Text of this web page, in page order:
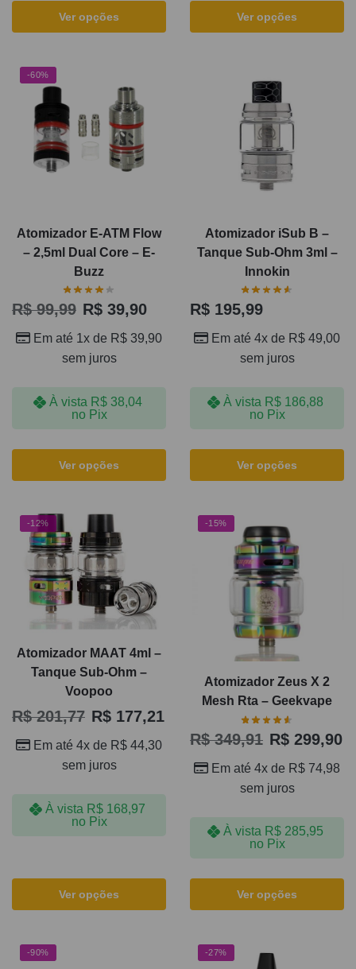
Ver opções Ver opções
-60%
Atomizador E-ATM Flow
– 2,5ml Dual Core – E-
Buzz
R$99,99 R$ 39,90
Em até 1x de R$ 39,90
sem juros
À vista R$38,04
no Pix
Ver opções
Atomizador iSub B –
Tanque Sub-Ohm 3ml –
Innokin
R$ 195,99
Em até 4x de R$ 49,00
sem juros
À vista R$ 186,88
no Pix
Ver opções
-12%
Atomizador MAAT 4ml –
Tanque Sub-Ohm –
Voopoo
R$201,77 R$ 177,21
Em até 4x de R$ 44,30
sem juros
À vista R$ 168,97
no Pix
Ver opções
-15%
Atomizador Zeus X 2
Mesh Rta – Geekvape
R$349,91 R$ 299,90
Em até 4x de R$ 74,98
sem juros
À vista R$ 285,95
no Pix
Ver opções
-90% -27%